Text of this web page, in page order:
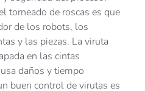
torneado de roscas es que
de los robots, los
y las piezas. La viruta
en las cintas
daños y tiempo
buen control de virutas es